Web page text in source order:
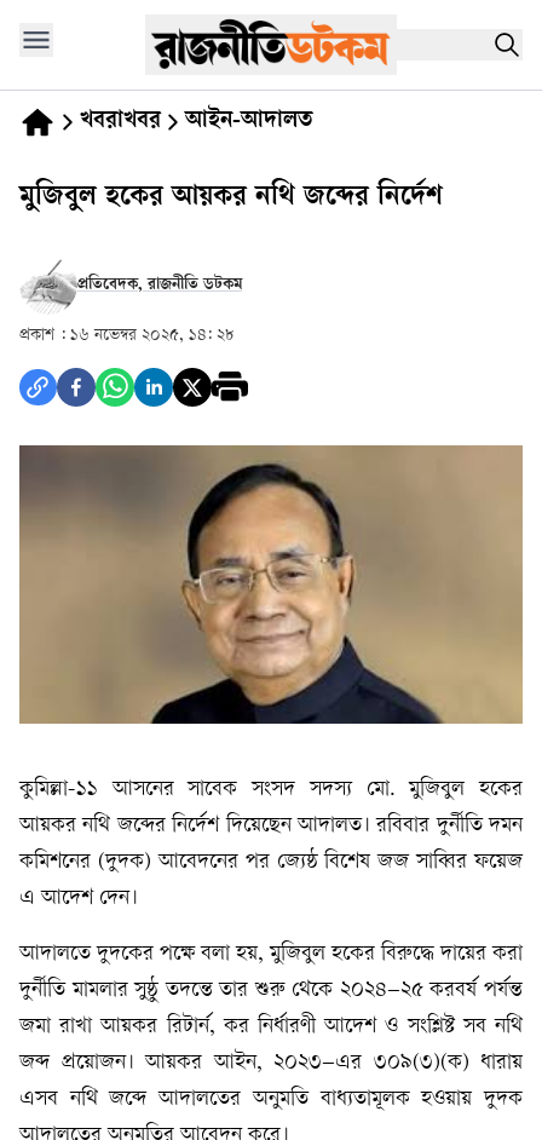
খবরাখবর আইন-আদালত
মুজিবুল হকের আয়কর নথি জব্দের নির্দেশ
প্রতিবেদক, রাজনীতি ডটকম
প্রকাশ : ১৬ নভেম্বর ২০২৫, ১৪: ২৮
কুমিল্লা-১১ আসনের সাবেক সংসদ সদস্য মো. মুজিবুল হকের
আয়কর নথি জব্দের নির্দেশ দিয়েছেন আদালত। রবিবার দুর্নীতি দমন
কমিশনের (দুদক) আবেদনের পর জ্যেষ্ঠ বিশেষ জজ সাব্বির ফয়েজ
এ আদেশ দেন।
আদালতে দুদকের পক্ষে বলা হয়, মুজিবুল হকের বিরুদ্ধে দায়ের করা
দুর্নীতি মামলার সুষ্ঠু তদন্তে তার শুরু থেকে ২০২৪–২৫ করবর্ষ পর্যন্ত
জমা রাখা আয়কর রিটার্ন, কর নির্ধারণী আদেশ ও সংশ্লিষ্ট সব নথি
জব্দ প্রয়োজন। আয়কর আইন, ২০২৩–এর ৩০৯(৩)(ক) ধারায়
এসব নথি জব্দে আদালতের অনুমতি বাধ্যতামূলক হওয়ায় দুদক